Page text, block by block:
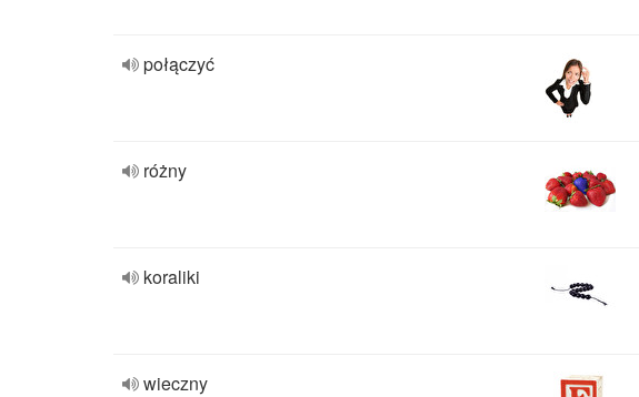
połączyć
różny
koraliki
wieczny